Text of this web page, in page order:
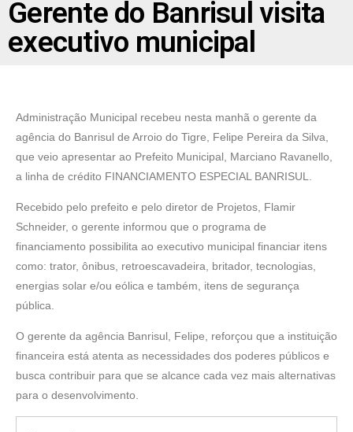
Gerente do Banrisul visita
executivo municipal
Administração Municipal recebeu nesta manhã o gerente da
agência do Banrisul de Arroio do Tigre, Felipe Pereira da Silva,
que veio apresentar ao Prefeito Municipal, Marciano Ravanello,
a linha de crédito FINANCIAMENTO ESPECIAL BANRISUL.
Recebido pelo prefeito e pelo diretor de Projetos, Flamir
Schneider, o gerente informou que o programa de
financiamento possibilita ao executivo municipal financiar itens
como: trator, ônibus, retroescavadeira, britador, tecnologias,
energias solar e/ou eólica e também, itens de segurança
pública.
O gerente da agência Banrisul, Felipe, reforçou que a instituição
financeira está atenta as necessidades dos poderes públicos e
busca contribuir para que se alcance cada vez mais alternativas
para o desenvolvimento.